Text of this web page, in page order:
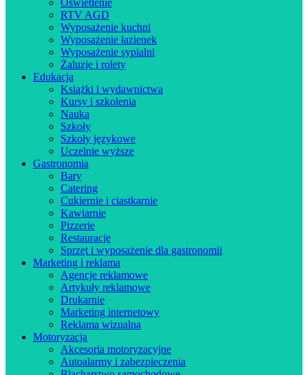
RTV AGD
Wyposażenie kuchni
Wyposażenie łazienek
Wyposażenie sypialni
Żaluzje i rolety
Edukacja
Książki i wydawnictwa
Kursy i szkolenia
Nauka
Szkoły
Szkoły językowe
Uczelnie wyższe
Gastronomia
Bary
Catering
Cukiernie i ciastkarnie
Kawiarnie
Pizzerie
Restauracje
Sprzęt i wyposażenie dla gastronomii
Marketing i reklama
Agencje reklamowe
Artykuły reklamowe
Drukarnie
Marketing internetowy
Reklama wizualna
Motoryzacja
Akcesoria motoryzacyjne
Autoalarmy i zabezpieczenia